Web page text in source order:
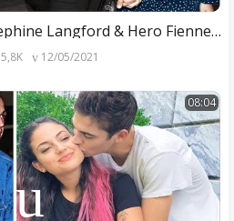
The TRUTH Behind Josephine Langford & Hero Fiennes Tiffin Relationship
5,8K 12/05/2021
08:04